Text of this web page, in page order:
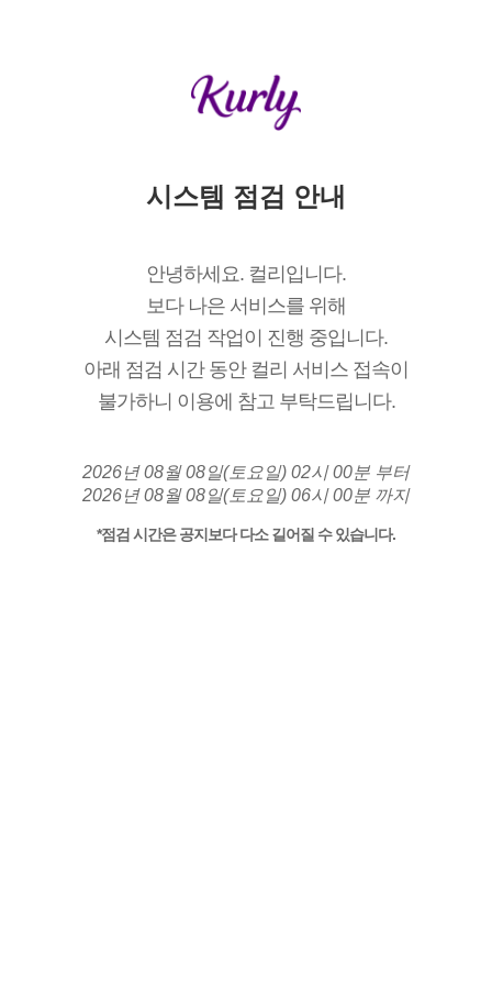
시스템 점검 안내
안녕하세요. 컬리입니다.
보다 나은 서비스를 위해
시스템 점검 작업이 진행 중입니다.
아래 점검 시간 동안 컬리 서비스 접속이
불가하니 이용에 참고 부탁드립니다.
2026년 08월 08일(토요일) 02시 00분 부터
2026년 08월 08일(토요일) 06시 00분 까지
*점검 시간은 공지보다 다소 길어질 수 있습니다.